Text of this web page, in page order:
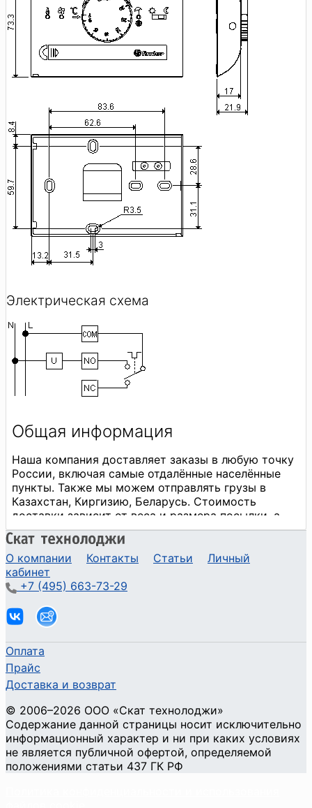
Электрическая схема
О компании Контакты Статьи
Личный
кабинет
+7 (495) 663-73-29
Оплата
Прайс
Доставка и возврат
© 2006–2026 ООО «Скат технолоджи»
Содержание данной страницы носит исключительно
информационный характер и ни при каких условиях
не является публичной офертой, определяемой
положениями статьи 437 ГК РФ